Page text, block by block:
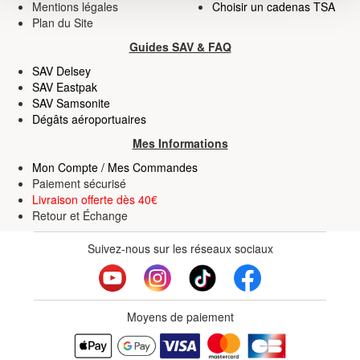
la section « Détails »
. Vous pouvez modifier ou retirer
votre consentement à tout moment à partir de la
déclaration sur les cookies.
Les cookies nous permettent de personnaliser le contenu
et les annonces, d'offrir des fonctionnalités relatives aux
médias sociaux et d'analyser notre trafic. Nous
partageons également des informations sur l'utilisation de
notre site avec nos partenaires de médias sociaux, de
publicité et d'analyse, qui peuvent combiner celles-ci
avec d'autres informations que vous leur avez fournies
ou qu'ils ont collectées lors de votre utilisation de leurs
Mentions légales
Plan du Site
Choisir un cadenas TSA
Guides SAV & FAQ
SAV Delsey
SAV Eastpak
SAV Samsonite
Dégâts aéroportuaires
Mes Informations
Mon Compte / Mes Commandes
Paiement sécurisé
Livraison offerte dès 40€
Retour et Échange
Suivez-nous sur les réseaux sociaux
Moyens de paiement